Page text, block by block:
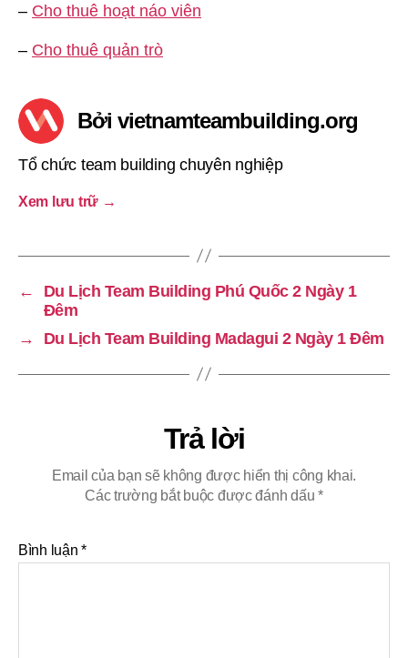
– Cho thuê hoạt náo viên
– Cho thuê quản trò
Bởi vietnamteambuilding.org
Tổ chức team building chuyên nghiệp
Xem lưu trữ →
←
Du Lịch Team Building Phú Quốc 2 Ngày 1
Đêm
→
Du Lịch Team Building Madagui 2 Ngày 1 Đêm
Trả lời
Email của bạn sẽ không được hiển thị công khai.
Các trường bắt buộc được đánh dấu*
Bình luận*